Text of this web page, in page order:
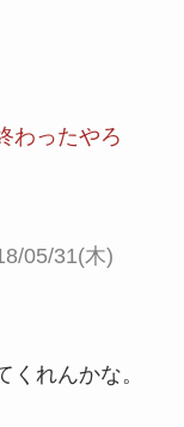
わったやろ
05/31(木)
れんかな。